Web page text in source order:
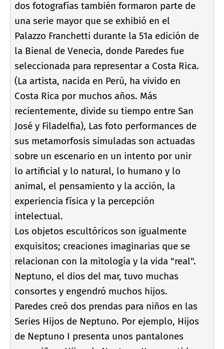
dos fotografí­as también formaron parte de
una serie mayor que se exhibió en el
Palazzo Franchetti durante la 51a edición de
la Bienal de Venecia, donde Paredes fue
seleccionada para representar a Costa Rica.
(La artista, nacida en Perú, ha vivido en
Costa Rica por muchos años. Más
recientemente, divide su tiempo entre San
José y Filadelfia), Las foto performances de
sus metamorfosis simuladas son actuadas
sobre un escenario en un intento por unir
lo artificial y lo natural, lo humano y lo
animal, el pensamiento y la acción, la
experiencia fí­sica y la percepción
intelectual.
Los objetos escultóricos son igualmente
exquisitos; creaciones imaginarias que se
relacionan con la mitologí­a y la vida "real".
Neptuno, el dios del mar, tuvo muchas
consortes y engendró muchos hijos.
Paredes creó dos prendas para niños en las
Series Hijos de Neptuno. Por ejemplo, Hijos
de Neptuno I presenta unos pantalones